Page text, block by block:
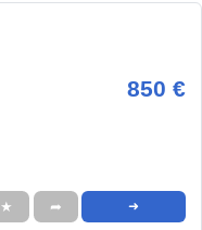
850 €
★ ➦ ➜